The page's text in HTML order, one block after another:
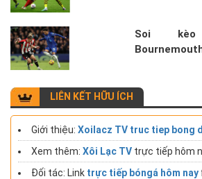
Soi
LIÊN KẾT HỮU ÍCH
Giới thiệu: Xoilacz TV truc tiep bong
Xem thêm: Xôi Lạc TV trực tiếp hôm
Đối tác: Link trực tiếp bóngá hôm nay